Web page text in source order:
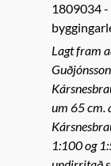
1809034
Lagt fram
um 65 cm.
1:100 og